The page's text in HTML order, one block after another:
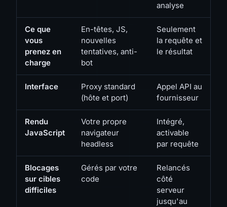
analyse
Ce que
vous
prenez en
charge
En-têtes, JS,
nouvelles
tentatives, anti-
bot
Seulement
la requête et
le résultat
Interface
Proxy standard
(hôte et port)
Appel API au
fournisseur
Rendu
JavaScript
Votre propre
navigateur
headless
Intégré,
activable
par requête
Blocages
sur cibles
difficiles
Gérés par votre
code
Relancés
côté
serveur
jusqu'au